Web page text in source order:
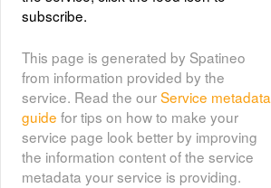
subscribe.
This page is generated by Spatineo
from information provided by the
service. Read the ourService metadata
guide for tips on how to make your
service page look better by improving
the information content of the service
metadata your service is providing.